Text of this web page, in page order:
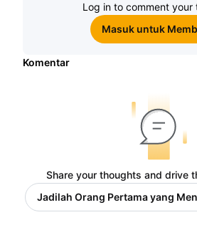
Log in to comment your
Masuk untuk
Komentar
Share your thoughts and drive
Jadilah Orang Pertama yang